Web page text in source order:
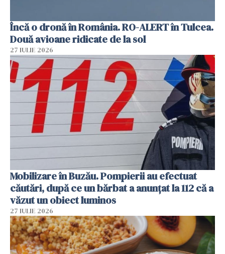
Încă o dronă în România. RO-ALERT în Tulcea.
Două avioane ridicate de la sol
27 IULIE 2026
Mobilizare în Buzău. Pompierii au efectuat
căutări, după ce un bărbat a anunțat la 112 că a
văzut un obiect luminos
27 IULIE 2026